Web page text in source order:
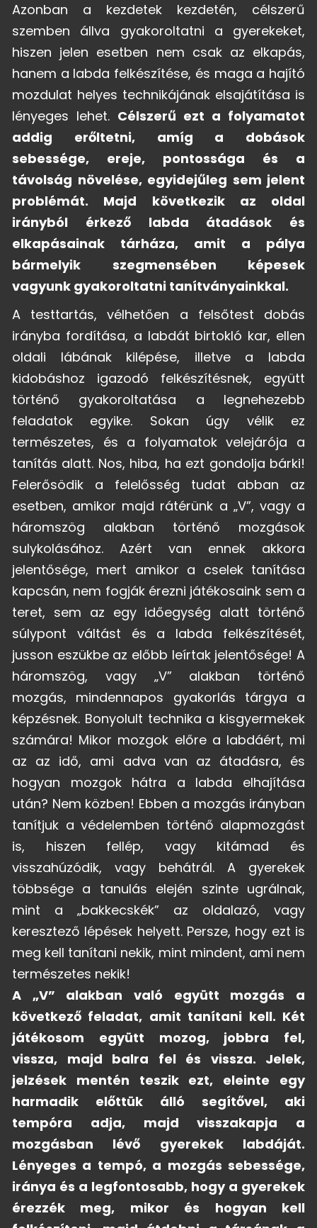
Azonban a kezdetek kezdetén, célszerű
szemben állva gyakoroltatni a gyerekeket,
hiszen jelen esetben nem csak az elkapás,
hanem a labda felkészítése, és maga a hajító
mozdulat helyes technikájának elsajátítása is
lényeges lehet. Célszerű ezt a folyamatot
addig erőltetni, amíg a dobások
sebessége, ereje, pontossága és a
távolság növelése, egyidejűleg sem jelent
problémát. Majd következik az oldal
irányból érkező labda átadások és
elkapásainak tárháza, amit a pálya
bármelyik szegmensében képesek
vagyunk gyakoroltatni tanítványainkkal.
A testtartás, vélhetően a felsőtest dobás
irányba fordítása, a labdát birtokló kar, ellen
oldali lábának kilépése, illetve a labda
kidobáshoz igazodó felkészítésnek, együtt
történő gyakoroltatása a legnehezebb
feladatok egyike. Sokan úgy vélik ez
természetes, és a folyamatok velejárója a
tanítás alatt. Nos, hiba, ha ezt gondolja bárki!
Felerősödik a felelősség tudat abban az
esetben, amikor majd rátérünk a „V”, vagy a
háromszög alakban történő mozgások
sulykolásához. Azért van ennek akkora
jelentősége, mert amikor a cselek tanítása
kapcsán, nem fogják érezni játékosaink sem a
teret, sem az egy időegység alatt történő
súlypont váltást és a labda felkészítését,
jusson eszükbe az előbb leírtak jelentősége! A
háromszög, vagy „V” alakban történő
mozgás, mindennapos gyakorlás tárgya a
képzésnek. Bonyolult technika a kisgyermekek
számára! Mikor mozgok előre a labdáért, mi
az az idő, ami adva van az átadásra, és
hogyan mozgok hátra a labda elhajítása
után? Nem közben! Ebben a mozgás irányban
tanítjuk a védelemben történő alapmozgást
is, hiszen fellép, vagy kitámad és
visszahúzódik, vagy behátrál. A gyerekek
többsége a tanulás elején szinte ugrálnak,
mint a „bakkecskék” az oldalazó, vagy
keresztező lépések helyett. Persze, hogy ezt is
meg kell tanítani nekik, mint mindent, ami nem
természetes nekik!
A „V” alakban való együtt mozgás a
következő feladat, amit tanítani kell. Két
játékosom együtt mozog, jobbra fel,
vissza, majd balra fel és vissza. Jelek,
jelzések mentén teszik ezt, eleinte egy
harmadik előttük álló segítővel, aki
tempóra adja, majd visszakapja a
mozgásban lévő gyerekek labdáját.
Lényeges a tempó, a mozgás sebessége,
iránya és a legfontosabb, hogy a gyerekek
érezzék meg, mikor és hogyan kell